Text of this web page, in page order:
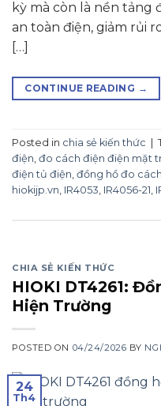
kỳ mà còn là nền tảng
an toàn điện, giảm rủi
[…]
CONTINUE READING →
Posted in chia sẻ kiến thức |
điện đo cách điện điện mặt
điện tủ điện đồng hồ đo
hiokijp.vn IR4053 IR4056-21
CHIA SẺ KIẾN THỨC
HIOKI DT4261:
Hiện Trường
POSTED ON 04/24/2026 BY
24
Th4